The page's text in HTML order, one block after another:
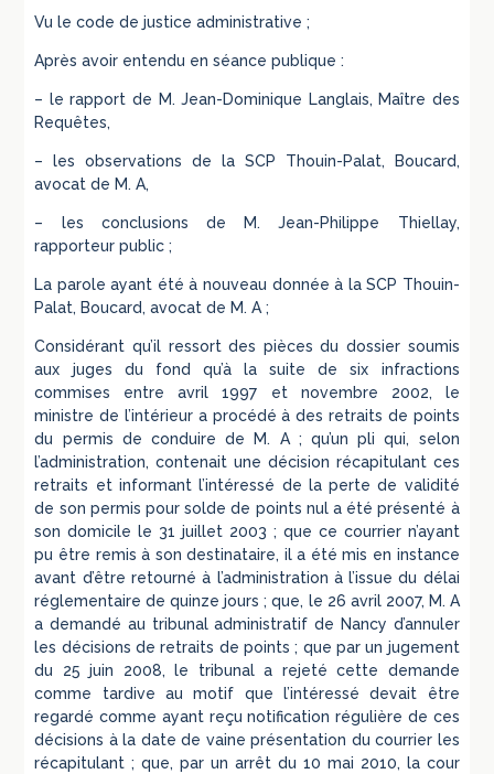
Vu le code de justice administrative ;
Après avoir entendu en séance publique :
– le rapport de M. Jean-Dominique Langlais, Maître des
Requêtes,
– les observations de la SCP Thouin-Palat, Boucard,
avocat de M. A,
– les conclusions de M. Jean-Philippe Thiellay,
rapporteur public ;
La parole ayant été à nouveau donnée à la SCP Thouin-
Palat, Boucard, avocat de M. A ;
Considérant qu’il ressort des pièces du dossier soumis
aux juges du fond qu’à la suite de six infractions
commises entre avril 1997 et novembre 2002, le
ministre de l’intérieur a procédé à des retraits de points
du permis de conduire de M. A ; qu’un pli qui, selon
l’administration, contenait une décision récapitulant ces
retraits et informant l’intéressé de la perte de validité
de son permis pour solde de points nul a été présenté à
son domicile le 31 juillet 2003 ; que ce courrier n’ayant
pu être remis à son destinataire, il a été mis en instance
avant d’être retourné à l’administration à l’issue du délai
réglementaire de quinze jours ; que, le 26 avril 2007, M. A
a demandé au tribunal administratif de Nancy d’annuler
les décisions de retraits de points ; que par un jugement
du 25 juin 2008, le tribunal a rejeté cette demande
comme tardive au motif que l’intéressé devait être
regardé comme ayant reçu notification régulière de ces
décisions à la date de vaine présentation du courrier les
récapitulant ; que, par un arrêt du 10 mai 2010, la cour